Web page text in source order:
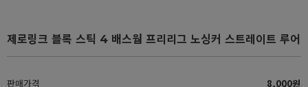
제로링크 블록 스틱 4 배스웜 프리리그 노싱커 스트레이트 루어
판매가격
8,000원